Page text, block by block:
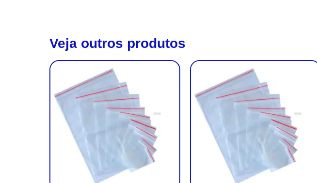
Veja outros produtos